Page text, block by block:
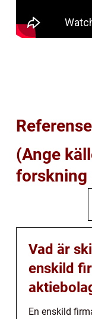
(Ange
forskning
Vad är
enskild
En enskild